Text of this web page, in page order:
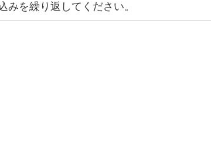
みを繰り返してください。